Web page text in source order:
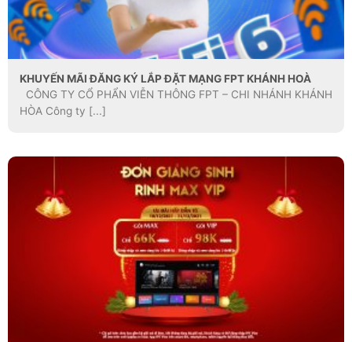
KHUYẾN MÃI ĐĂNG KÝ LẮP ĐẶT MẠNG FPT KHÁNH HOÀ
CÔNG TY CỔ PHẨN VIỄN THÔNG FPT – CHI NHÁNH KHÁNH
HÒA Công ty [...]